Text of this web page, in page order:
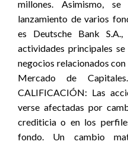
millones. Asimismo,
lanzamiento de varios
es Deutsche Bank
actividades principales
negocios relacionados
Mercado de
CALIFICACIÓN: Las
verse afectadas por
crediticia o en los
fondo. Un cambio